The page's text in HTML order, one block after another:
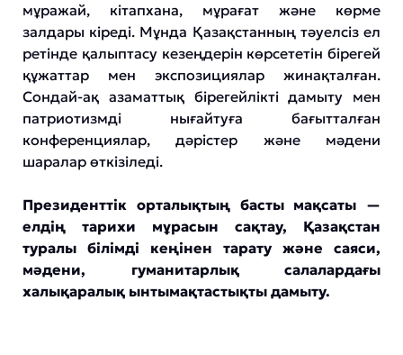
мұражай, кітапхана, мұрағат және көрме
залдары кіреді. Мұнда Қазақстанның тәуелсіз ел
ретінде қалыптасу кезеңдерін көрсететін бірегей
құжаттар мен экспозициялар жинақталған.
Сондай-ақ азаматтық бірегейлікті дамыту мен
патриотизмді нығайтуға бағытталған
конференциялар, дәрістер және мәдени
шаралар өткізіледі.
Президенттік орталықтың басты мақсаты —
елдің тарихи мұрасын сақтау, Қазақстан
туралы білімді кеңінен тарату және саяси,
мәдени, гуманитарлық салалардағы
халықаралық ынтымақтастықты дамыту.